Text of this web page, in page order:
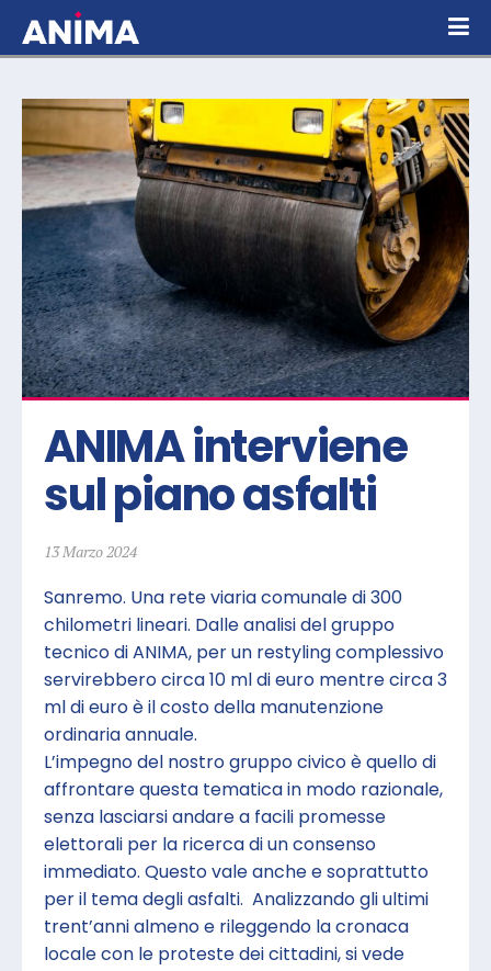
ANIMA interviene
sul piano asfalti
13 Marzo 2024
Sanremo. Una rete viaria comunale di 300
chilometri lineari. Dalle analisi del gruppo
tecnico di ANIMA, per un restyling complessivo
servirebbero circa 10 ml di euro mentre circa 3
ml di euro è il costo della manutenzione
ordinaria annuale.
L’impegno del nostro gruppo civico è quello di
affrontare questa tematica in modo razionale,
senza lasciarsi andare a facili promesse
elettorali per la ricerca di un consenso
immediato. Questo vale anche e soprattutto
per il tema degli asfalti. Analizzando gli ultimi
trent’anni almeno e rileggendo la cronaca
locale con le proteste dei cittadini, si vede